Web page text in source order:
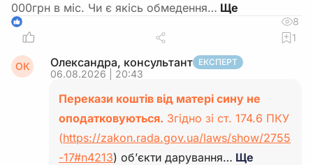
000грн в міс. Чи є якісь обмедення…
1
8
1
ОК Олександра, консультант ЕКСПЕРТ
06.08.2026 | 20:43
Перекази коштів від матері сину не
оподатковуються. Згідно зі ст. 174.6 ПКУ
(https://zakon.rada.gov.ua/laws/show/2755
-17#n4213) об’єкти дарування… Ще